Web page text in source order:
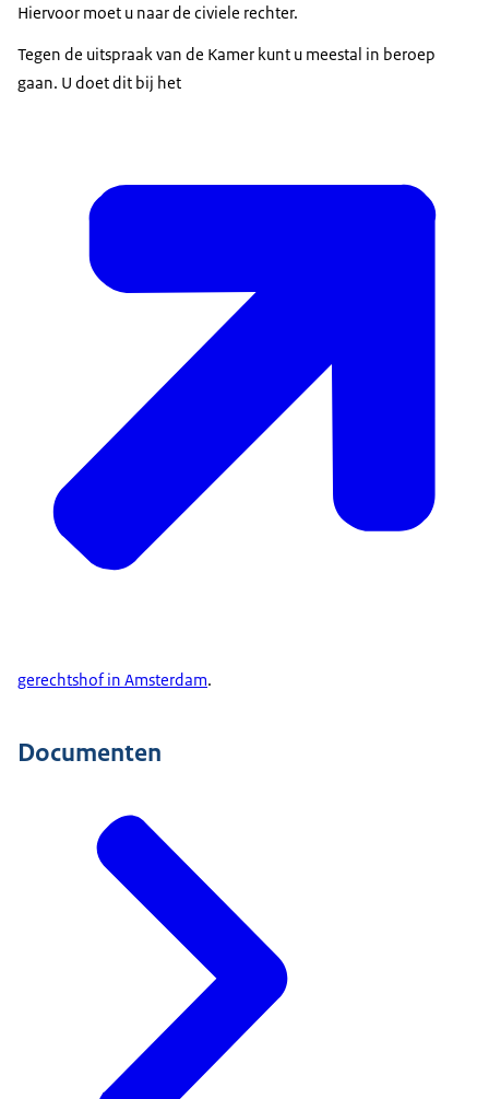
Hiervoor moet u naar de civiele rechter.
Tegen de uitspraak van de Kamer kunt u meestal in beroep
gaan. U doet dit bij het
gerechtshof in Amsterdam.
Documenten